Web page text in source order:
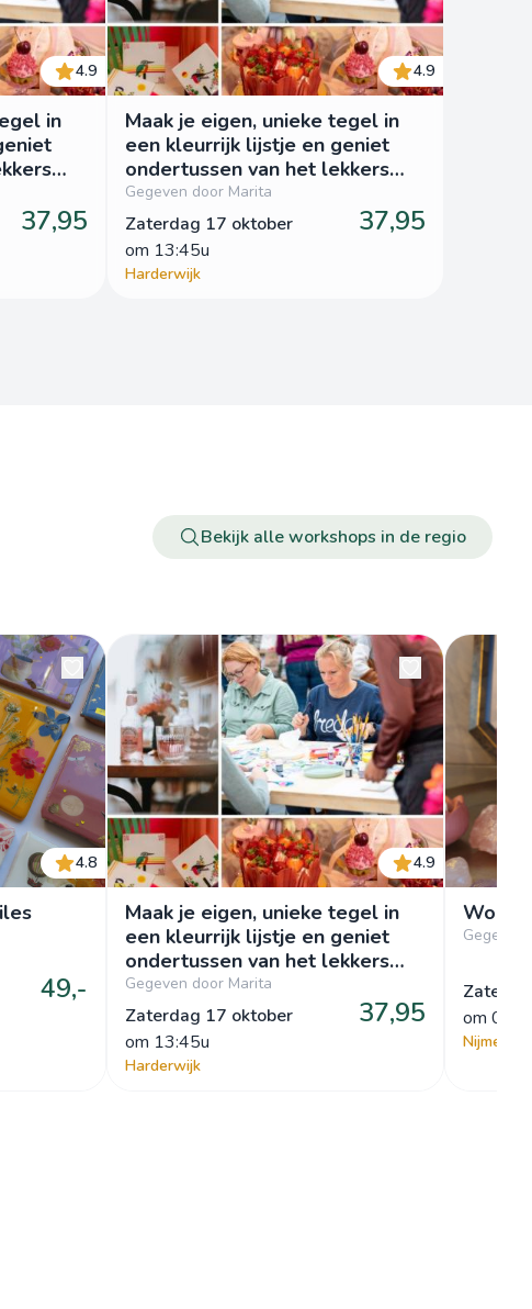
4.9
in
37,95
4.9
Maak je eigen, unieke tegel in
een kleurrijk lijstje en geniet
ondertussen van het lekkers
van Patrijs
Gegeven door Marita
Zaterdag 17 oktober
om 13:45u
37,95
Harderwijk
Bekijk alle workshops in de regio
4.8
49,-
4.9
Maak je eigen, unieke tegel in
een kleurrijk lijstje en geniet
ondertussen van het lekkers
van Patrijs
Gegeven door Marita
Zaterdag 17 oktober
om 13:45u
37,95
Harderwijk
om
Nijmegen